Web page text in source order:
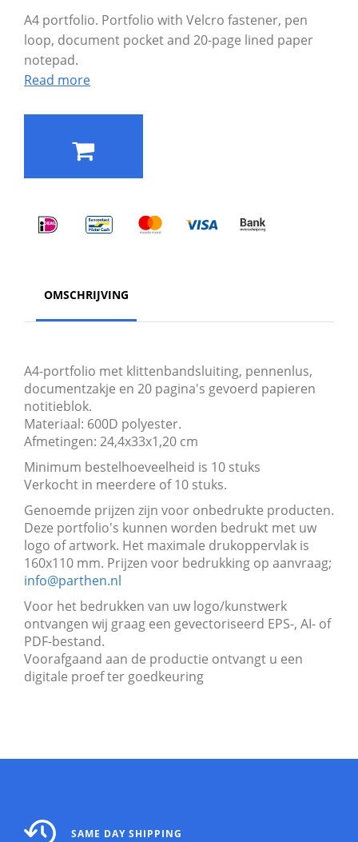
A4 portfolio. Portfolio with Velcro fastener, pen
loop, document pocket and 20-page lined paper
notepad.
Read more
OMSCHRIJVING
A4-portfolio met klittenbandsluiting, pennenlus,
documentzakje en 20 pagina's gevoerd papieren
notitieblok.
Materiaal: 600D polyester.
Afmetingen: 24,4x33x1,20 cm
Minimum bestelhoeveelheid is 10 stuks
Verkocht in meerdere of 10 stuks.
Genoemde prijzen zijn voor onbedrukte producten.
Deze portfolio's kunnen worden bedrukt met uw
logo of artwork. Het maximale drukoppervlak is
160x110 mm. Prijzen voor bedrukking op aanvraag;
info@parthen.nl
Voor het bedrukken van uw logo/kunstwerk
ontvangen wij graag een gevectoriseerd EPS-, AI- of
PDF-bestand.
Voorafgaand aan de productie ontvangt u een
digitale proef ter goedkeuring
SAME DAY SHIPPING